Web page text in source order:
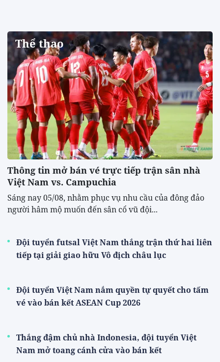
Thể thao
Thông tin mở bán vé trực tiếp trận sân nhà
Việt Nam vs. Campuchia
Sáng nay 05/08, nhằm phục vụ nhu cầu của đông đảo
người hâm mộ muốn đến sân cổ vũ đội...
Đội tuyển futsal Việt Nam thắng trận thứ hai liên
tiếp tại giải giao hữu Vô địch châu lục
Đội tuyển Việt Nam nắm quyền tự quyết cho tấm
vé vào bán kết ASEAN Cup 2026
Thắng đậm chủ nhà Indonesia, đội tuyển Việt
Nam mở toang cánh cửa vào bán kết